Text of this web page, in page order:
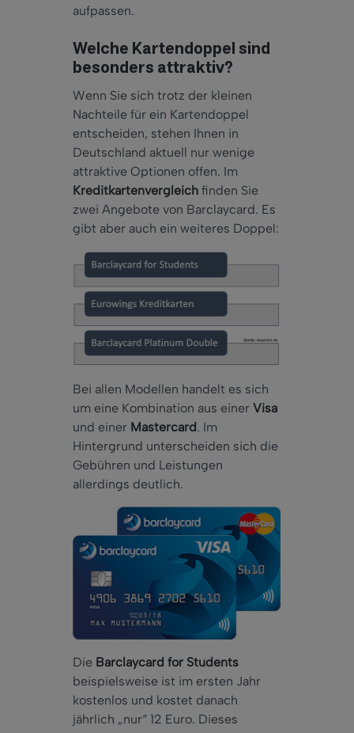
aufpassen.
Welche Kartendoppel sind
besonders attraktiv?
Wenn Sie sich trotz der kleinen
Nachteile für ein Kartendoppel
entscheiden, stehen Ihnen in
Deutschland aktuell nur wenige
attraktive Optionen offen. Im
Kreditkartenvergleich finden Sie
zwei Angebote von Barclaycard. Es
gibt aber auch ein weiteres Doppel:
Bei allen Modellen handelt es sich
um eine Kombination aus einer Visa
und einer Mastercard. Im
Hintergrund unterscheiden sich die
Gebühren und Leistungen
allerdings deutlich.
Die Barclaycard for Students
beispielsweise ist im ersten Jahr
kostenlos und kostet danach
jährlich „nur“ 12 Euro. Dieses